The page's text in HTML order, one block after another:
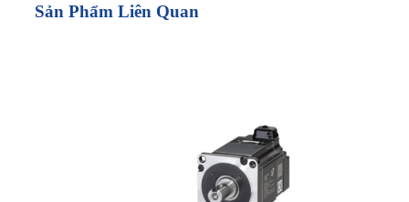
Sản Phẩm Liên Quan